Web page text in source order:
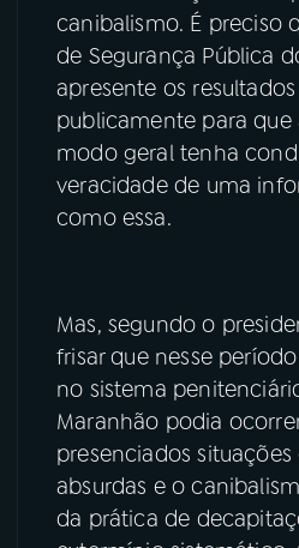
canibalismo. É preciso
de Segurança Pública
apresente os
publicamente para que
modo geral tenha
veracidade de uma
como essa.
Mas, segundo o
frisar que nesse
no sistema
Maranhão podia
presenciados situações
absurdas e o
da prática de